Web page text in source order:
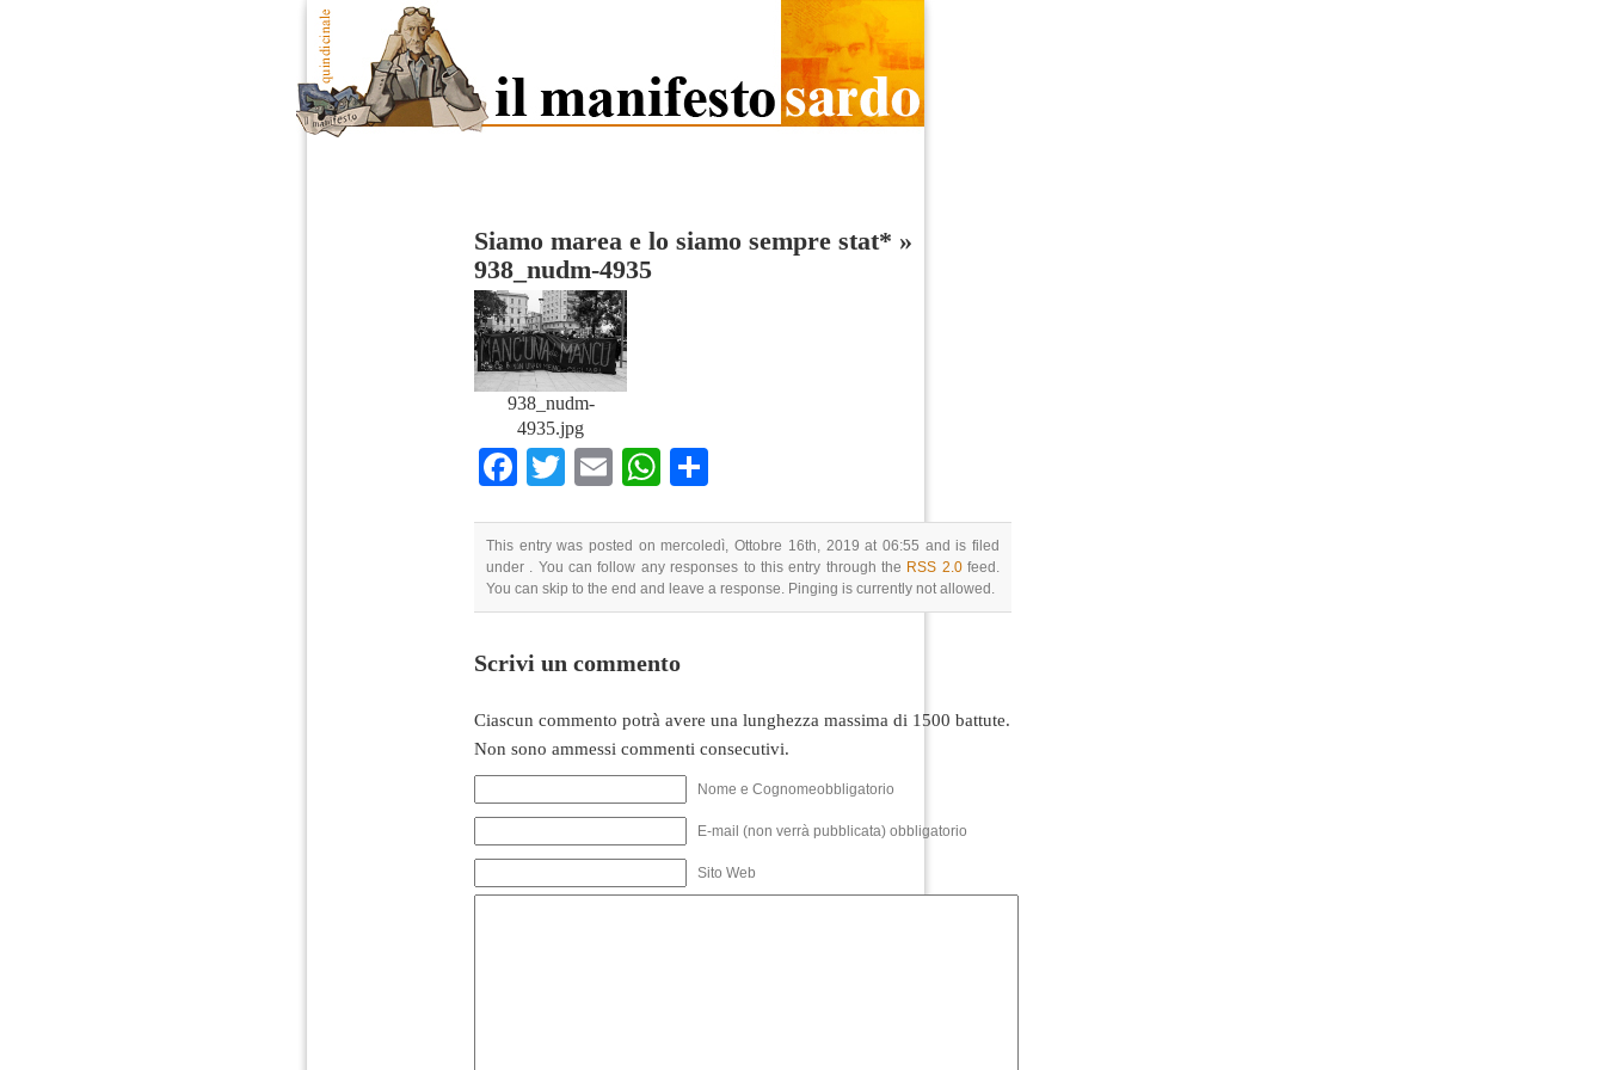
Siamo marea e lo siamo sempre stat* »
938_nudm-4935
938_nudm-
4935.jpg
Facebook
TwitterEmailWhatsApp
This entry was posted on mercoledì, Ottobre 16th, 2019 at 06:55 and is filed
under . You can follow any responses to this entry through the RSS 2.0feed.
You can skip to the end and leave a response. Pinging is currently not allowed.
Scrivi un commento
Ciascun commento potrà avere una lunghezza massima di 1500 battute.
Non sono ammessi commenti consecutivi.
Nome e Cognomeobbligatorio
E-mail (non verrà pubblicata) obbligatorio
Sito Web